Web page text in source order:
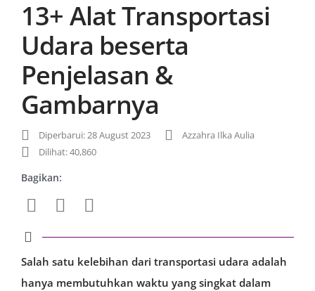
13+ Alat Transportasi
Udara beserta
Penjelasan &
Gambarnya
Diperbarui: 28 August 2023
Azzahra Ilka Aulia
Dilihat: 40,860
Bagikan:
Salah satu kelebihan dari transportasi udara adalah
hanya membutuhkan waktu yang singkat dalam